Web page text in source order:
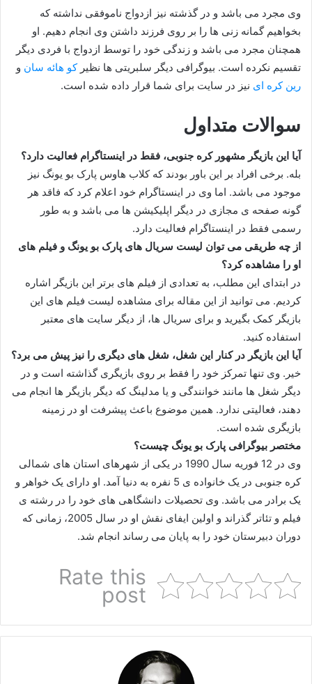
وی مجرد می باشد و در گذشته نیز ازدواج ناموفقی نداشته که
بخواهیم گمانه زنی ها را بر روی فرزند داشتن وی انجام دهیم. او
همچنان مجرد می باشد و زندگی خود را توسط ازدواج با فردی دیگر
تقسیم نکرده است. بیوگرافی دیگر سلبریتی ها نظیرکو هائه سان و
رین کره ای نیز در سایت برای شما قرار داده شده است.
سوالات متداول
آیا این بازیگر مشهور کره جنوبی، فقط در اینستاگرام فعالیت دارد؟
بله. برخی افراد بر این باور بودند که کلاب هاوس پارک بو یونگ نیز
موجود می باشد. اما وی در اینستاگرام خود اعلام کرد که فاقد هر
گونه صفحه ی مجازی در دیگر اپلیکیشن ها می باشد و به طور
رسمی فقط در اینستاگرام فعالیت دارد.
از چه طریقی می توان لیست سریال های پارک بو یونگ و فیلم های
او را مشاهده کرد؟
در ابتدای این مطلب، به تعدادی از فیلم های برتر این بازیگر اشاره
کردیم. می توانید از این مقاله برای مشاهده لیست فیلم های این
بازیگر کمک بگیرید و برای سریال ها، از دیگر سایت های معتبر
استفاده کنید.
آیا این بازیگر در کنار این شغل، شغل های دیگری را نیز پیش می برد؟
خیر. وی تنها تمرکز خود را فقط بر روی بازیگری گذاشته است و در
دیگر شغل ها مانند خوانندگی و یا مدلینگ که دیگر بازیگر ها انجام می
دهند، فعالیتی ندارد. همین موضوع باعث پیشرفت او در زمینه
بازیگری شده است.
مختصر بیوگرافی پارک بو یونگ چیست؟
وی در 12 فوریه سال 1990 در یکی از شهرهای استان های شمالی
کره جنوبی در یک خانواده ی 5 نفره به دنیا آمد. او دارای یک خواهر و
یک برادر می باشد. وی تحصیلات دانشگاهی های خود را در رشته ی
فیلم و تئاتر گذراند و اولین ایفای نقش او در سال 2005، زمانی که
دوران دبیرستان خود را به پایان می رساند انجام شد.
Rate this
post